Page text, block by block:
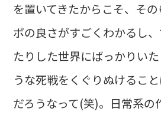
を置いてきたからこそ、そ
ポの良さがすごくわかるし
たりした世界にばっかりい
うな死戦をくぐりぬけるこ
だろうなって(笑)。日常系の